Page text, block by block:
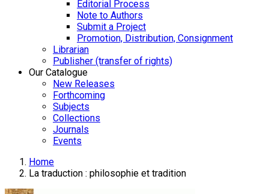
Editorial Process
Note to Authors
Submit a Project
Promotion, Distribution, Consignment
Librarian
Publisher (transfer of rights)
Our Catalogue
New Releases
Forthcoming
Subjects
Collections
Journals
Events
Home
La traduction : philosophie et tradition